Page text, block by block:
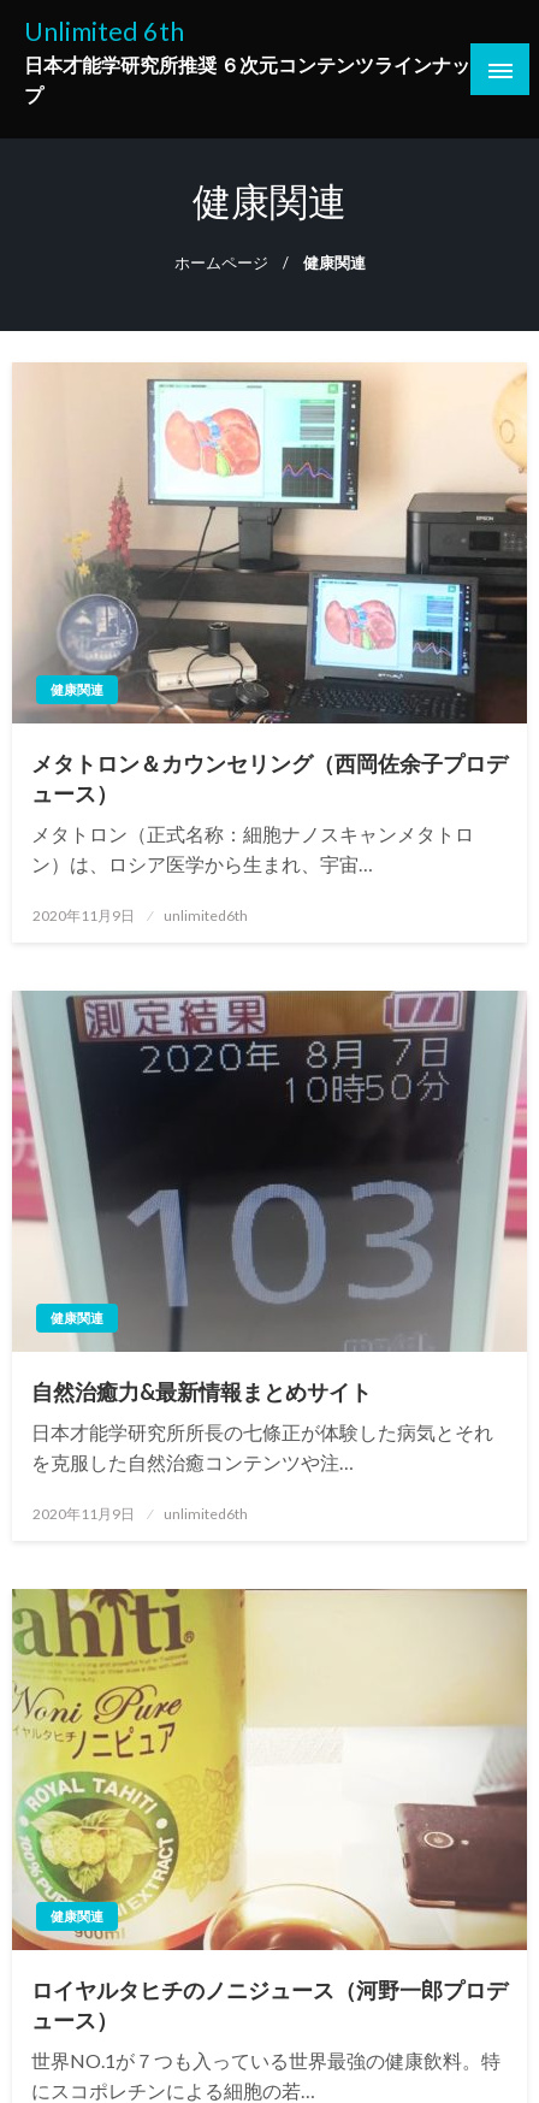
ツ
Unlimited 6th
日本才能学研究所推奨 ６次元コンテンツラインナッ
プ
健康関連
ホームページ 健康関連
健康関連
メタトロン＆カウンセリング（西岡佐余子プロデ
ュース）
メタトロン（正式名称：細胞ナノスキャンメタトロ
ン）は、ロシア医学から生まれ、宇宙…
投
2020年11月9日 unlimited6th
健康関連
自然治癒力&最新情報まとめサイト
日本才能学研究所所長の七條正が体験した病気とそれ
を克服した自然治癒コンテンツや注…
投
2020年11月9日 unlimited6th
健康関連
ロイヤルタヒチのノニジュース（河野一郎プロデ
ュース）
世界NO.1が７つも入っている世界最強の健康飲料。特
にスコポレチンによる細胞の若…